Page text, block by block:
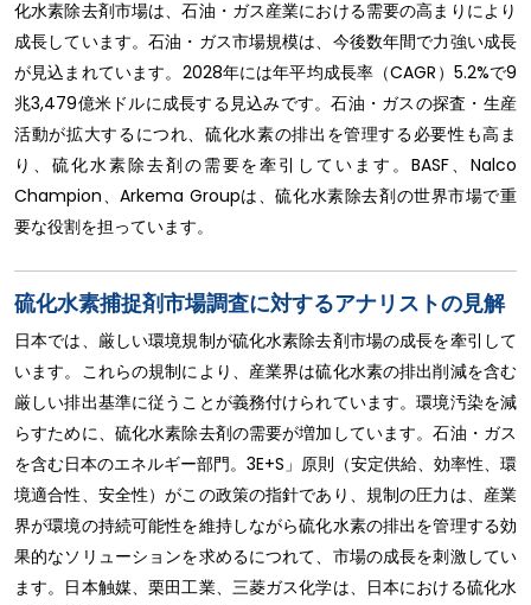
化水素除去剤市場は、石油・ガス産業における需要の高まりにより
成長しています。石油・ガス市場規模は、今後数年間で力強い成長
が見込まれています。2028年には年平均成長率（CAGR）5.2%で9
兆3,479億米ドルに成長する見込みです。石油・ガスの探査・生産
活動が拡大するにつれ、硫化水素の排出を管理する必要性も高ま
り、硫化水素除去剤の需要を牽引しています。BASF、Nalco
Champion、Arkema Groupは、硫化水素除去剤の世界市場で重
要な役割を担っています。
硫化水素捕捉剤市場調査に対するアナリストの見解
日本では、厳しい環境規制が硫化水素除去剤市場の成長を牽引して
います。これらの規制により、産業界は硫化水素の排出削減を含む
厳しい排出基準に従うことが義務付けられています。環境汚染を減
らすために、硫化水素除去剤の需要が増加しています。石油・ガス
を含む日本のエネルギー部門。3E+S」原則（安定供給、効率性、環
境適合性、安全性）がこの政策の指針であり、規制の圧力は、産業
界が環境の持続可能性を維持しながら硫化水素の排出を管理する効
果的なソリューションを求めるにつれて、市場の成長を刺激してい
ます。日本触媒、栗田工業、三菱ガス化学は、日本における硫化水